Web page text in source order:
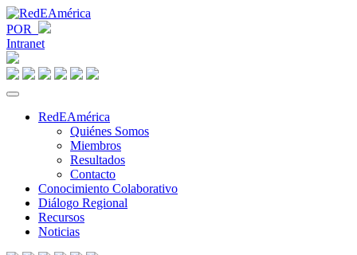
POR
Intranet
RedEAmérica
Quiénes Somos
Miembros
Resultados
Contacto
Conocimiento Colaborativo
Diálogo Regional
Recursos
Noticias